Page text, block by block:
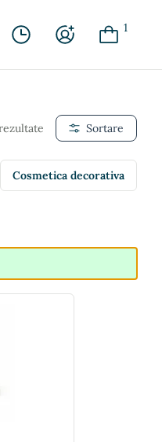
1
Sortare
Cosmetica decorativa